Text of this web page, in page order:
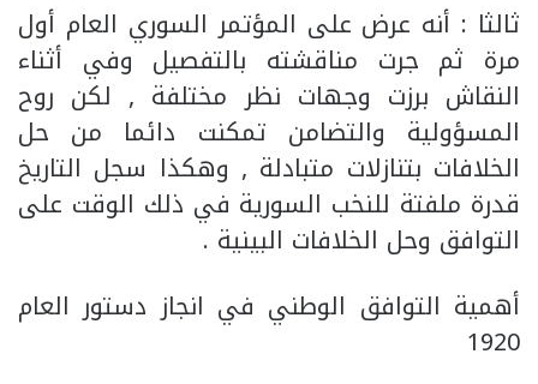
ثالثا : أنه عرض على المؤتمر السوري العام أول
مرة ثم جرت مناقشته بالتفصيل وفي أثناء
النقاش برزت وجهات نظر مختلفة , لكن روح
المسؤولية والتضامن تمكنت دائما من حل
الخلافات بتنازلات متبادلة , وهكذا سجل التاريخ
قدرة ملفتة للنخب السورية في ذلك الوقت على
التوافق وحل الخلافات البينية .
أهمية التوافق الوطني في انجاز دستور العام
1920